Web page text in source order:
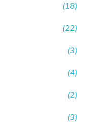
(18)
(22)
(3)
(4)
(2)
(3)